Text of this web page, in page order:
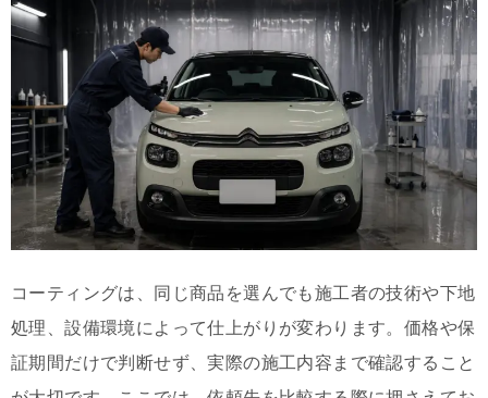
コーティングは、同じ商品を選んでも施工者の技術や下地
処理、設備環境によって仕上がりが変わります。価格や保
証期間だけで判断せず、実際の施工内容まで確認すること